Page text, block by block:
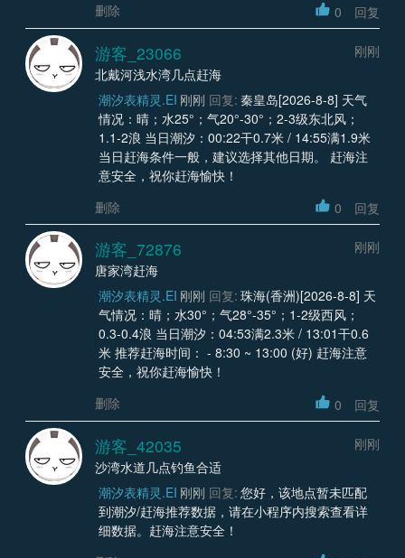
删除
0 回复
游客_23066
刚刚
北戴河浅水湾几点赶海
潮汐表精灵.EI 刚刚 回复: 秦皇岛[2026-8-8] 天气
情况：晴；水25°；气20°-30°；2-3级东北风；
1.1-2浪 当日潮汐：00:22干0.7米 / 14:55满1.9米
当日赶海条件一般，建议选择其他日期。 赶海注
意安全，祝你赶海愉快！
删除
0 回复
游客_72876
刚刚
唐家湾赶海
潮汐表精灵.EI 刚刚 回复: 珠海(香洲)[2026-8-8] 天
气情况：晴；水30°；气28°-35°；1-2级西风；
0.3-0.4浪 当日潮汐：04:53满2.3米 / 13:01干0.6
米 推荐赶海时间： - 8:30 ~ 13:00 (好) 赶海注意
安全，祝你赶海愉快！
删除
0 回复
游客_42035
刚刚
沙湾水道几点钓鱼合适
潮汐表精灵.EI 刚刚 回复: 您好，该地点暂未匹配
到潮汐/赶海推荐数据，请在小程序内搜索查看详
细数据。赶海注意安全！